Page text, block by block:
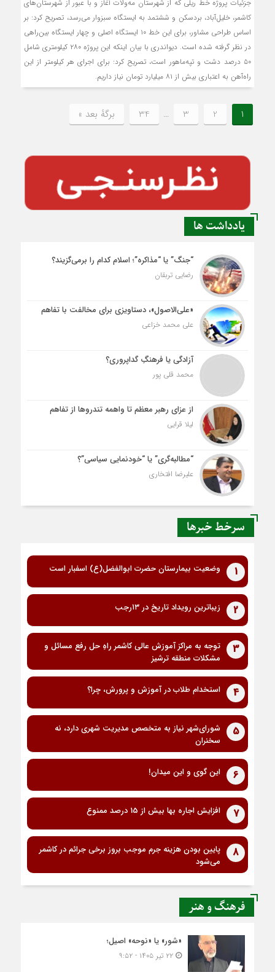
جزئیات پروژه خط ریلی که از شهرستان مه‌ولات آغاز و با عبور از شهرستان‌های
کاشمر، خلیل‌آباد، بردسکن و ششتمد به ایستگاه سبزوار می‌رسد، تصریح کرد: بر
اساس طراحی مشاور، برای این خط ۱۰ ایستگاه اصلی و چهار ایستگاه بین‌راهی
در نظر گرفته شده است. دیواندری با بیان این‏که این پروژه ۲۸۰ کیلومتری شامل
۵۰ درصد دشت و تپه‌ماهور است، تصریح کرد: برای اجرای هر کیلومتر از این
راه‌آهن به اعتباری بیش از ۸۱ میلیارد تومان نیاز داریم.
1
2
3
…
34 برگهٔ بعد »
یادداشت ها
“جنگ” یا “مذاکره”؛ اسلام کدام را برمی‌گزیند؟
رضایی تربقان
«علی‌الاصول»، دستاویزی برای مخالفت با تفاهم
علی محمد خزاعی
آزادگی یا فرهنگِ گداپروری؟
محمد قلی پور
از عزای رهبر معظم تا واهمه تندروها از تفاهم
لیلا قرایی
“مطالبه‌گری” یا “خودنمایی سیاسی”؟
علیرضا افتخاری
سرخط خبرها
1 وضعیت بیمارستان حضرت ابوالفضل(ع) اسفبار است
2 زیباترین رویداد تاریخ در ۱۳رجب
3
توجه به مراکز آموزش عالی کاشمر راهِ حل رفع مسائل و
مشکلات منطقه ترشیز
4 استخدام طلاب در آموزش و پرورش، چرا؟
5
شورای‌شهر نیاز به متخصص مدیریت شهری دارد، نه
سخنران
6 این گوی و این میدان!
7 افزایش اجاره بها بیش از 15 درصد ممنوع
8
پایین بودن هزینه جرم موجب بروز برخی جرائم در کاشمر
می‌شود
فرهنگ و هنر
«شور» یا «نوحه» اصیل؛
۲۲ تیر ۱۴۰۵ - ۹:۵۲